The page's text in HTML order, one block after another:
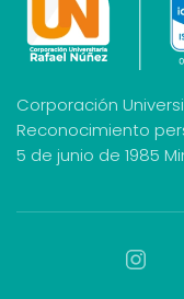
Corporación
Reconocimiento
5 de junio de 1985